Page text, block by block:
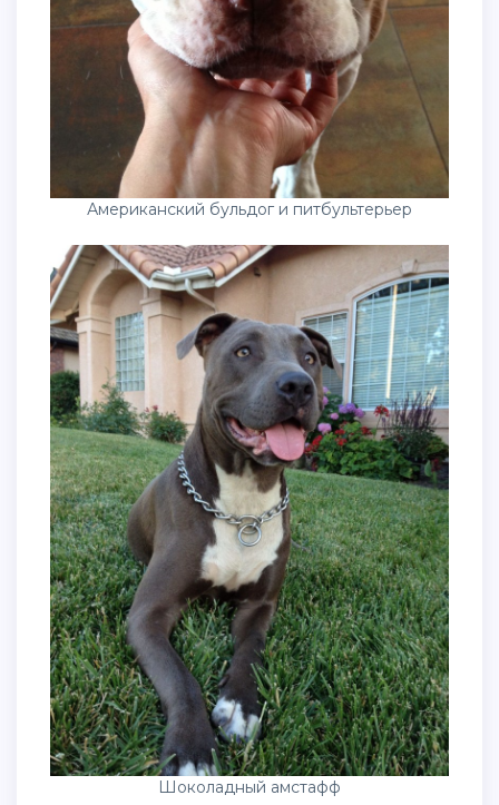
Американский бульдог и питбультерьер
Шоколадный амстафф